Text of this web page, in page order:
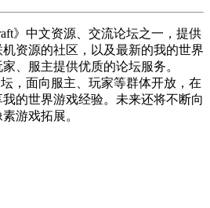
》中文资源、交流论坛之一，提供
资源的社区，以及最新的我的世界
、服主提供优质的论坛服务。
，面向服主、玩家等群体开放，在
的世界游戏经验。未来还将不断向
游戏拓展。